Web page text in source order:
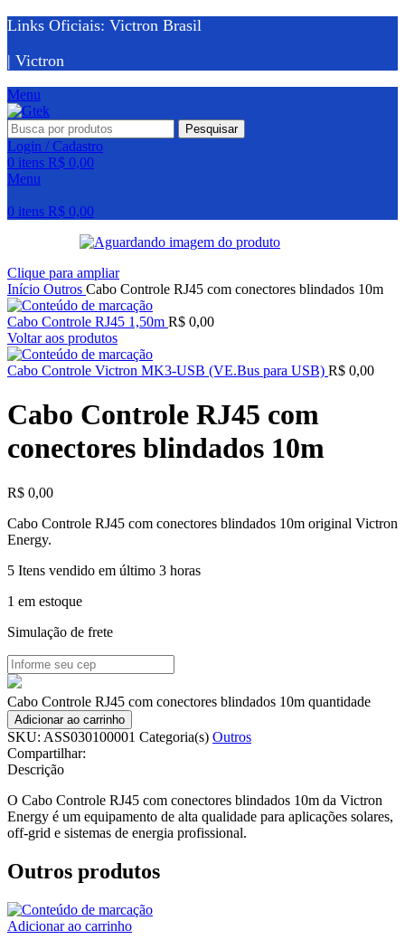
Links Oficiais: Victron Brasil
| Victron
Menu
Pesquisar
Login / Cadastro
0 itens R$ 0,00
Menu
0 itens R$ 0,00
Clique para ampliar
Início Outros Cabo Controle RJ45 com conectores blindados 10m
Cabo Controle RJ45 1,50m R$ 0,00
Voltar aos produtos
Cabo Controle Victron MK3-USB (VE.Bus para USB) R$ 0,00
Cabo Controle RJ45 com
conectores blindados 10m
R$ 0,00
Cabo Controle RJ45 com conectores blindados 10m original Victron
Energy.
5 Itens vendido em último 3 horas
1 em estoque
Simulação de frete
Cabo Controle RJ45 com conectores blindados 10m quantidade
Adicionar ao carrinho
SKU: ASS030100001 Categoria(s) Outros
Compartilhar:
Descrição
O Cabo Controle RJ45 com conectores blindados 10m da Victron
Energy é um equipamento de alta qualidade para aplicações solares,
off-grid e sistemas de energia profissional.
Outros produtos
Adicionar ao carrinho